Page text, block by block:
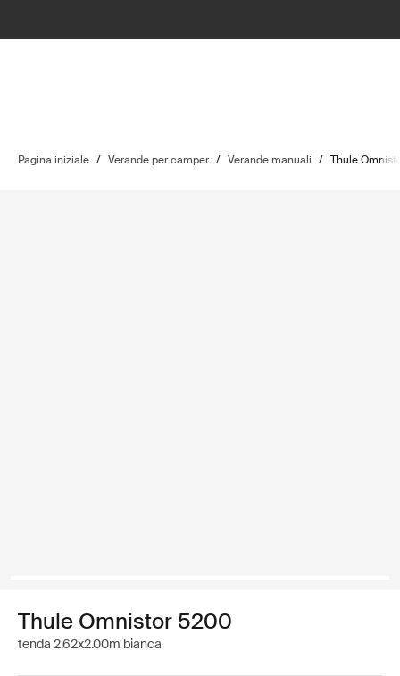
Pagina iniziale / Verande per camper / Verande manuali / Thule
Thule Omnistor 5200
tenda 2.62x2.00m bianca